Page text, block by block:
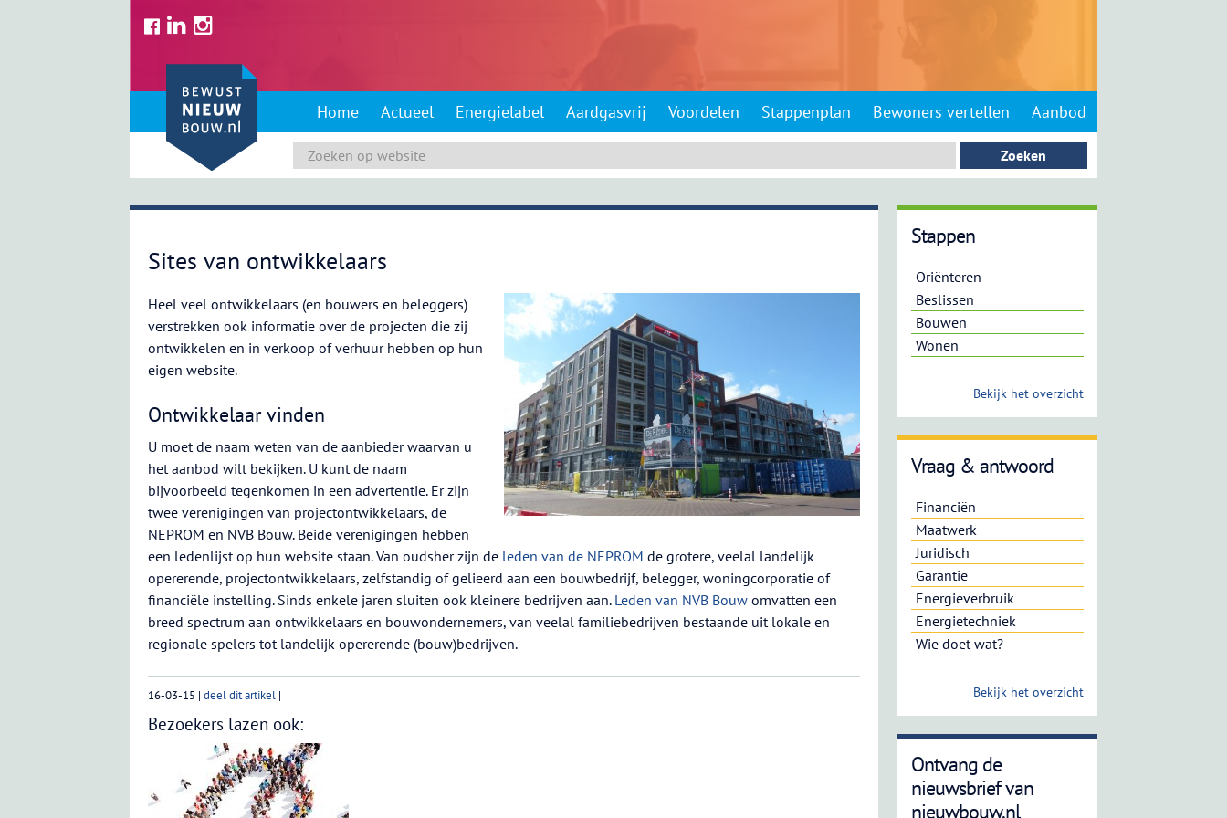
Home Actueel Energielabel Aardgasvrij Voordelen Stappenplan Bewoners vertellen Aanbod
Sites van ontwikkelaars
Heel veel ontwikkelaars (en bouwers en beleggers)
verstrekken ook informatie over de projecten die zij
ontwikkelen en in verkoop of verhuur hebben op hun
eigen website.
Ontwikkelaar vinden
U moet de naam weten van de aanbieder waarvan u
het aanbod wilt bekijken. U kunt de naam
bijvoorbeeld tegenkomen in een advertentie. Er zijn
twee verenigingen van projectontwikkelaars, de
NEPROM en NVB Bouw. Beide verenigingen hebben
een ledenlijst op hun website staan. Van oudsher zijn de leden van de NEPROM de grotere, veelal landelijk
opererende, projectontwikkelaars, zelfstandig of gelieerd aan een bouwbedrijf, belegger, woningcorporatie of
financiële instelling. Sinds enkele jaren sluiten ook kleinere bedrijven aan. Leden van NVB Bouw omvatten een
breed spectrum aan ontwikkelaars en bouwondernemers, van veelal familiebedrijven bestaande uit lokale en
regionale spelers tot landelijk opererende (bouw)bedrijven.
16-03-15 | deel dit artikel |
Bezoekers lazen ook:
Stappen
Oriënteren
Beslissen
Bouwen
Wonen
Bekijk het overzicht
Vraag & antwoord
Financiën
Maatwerk
Juridisch
Garantie
Energieverbruik
Energietechniek
Wie doet wat?
Bekijk het overzicht
Ontvang de
nieuwsbrief van
nieuwbouw.nl